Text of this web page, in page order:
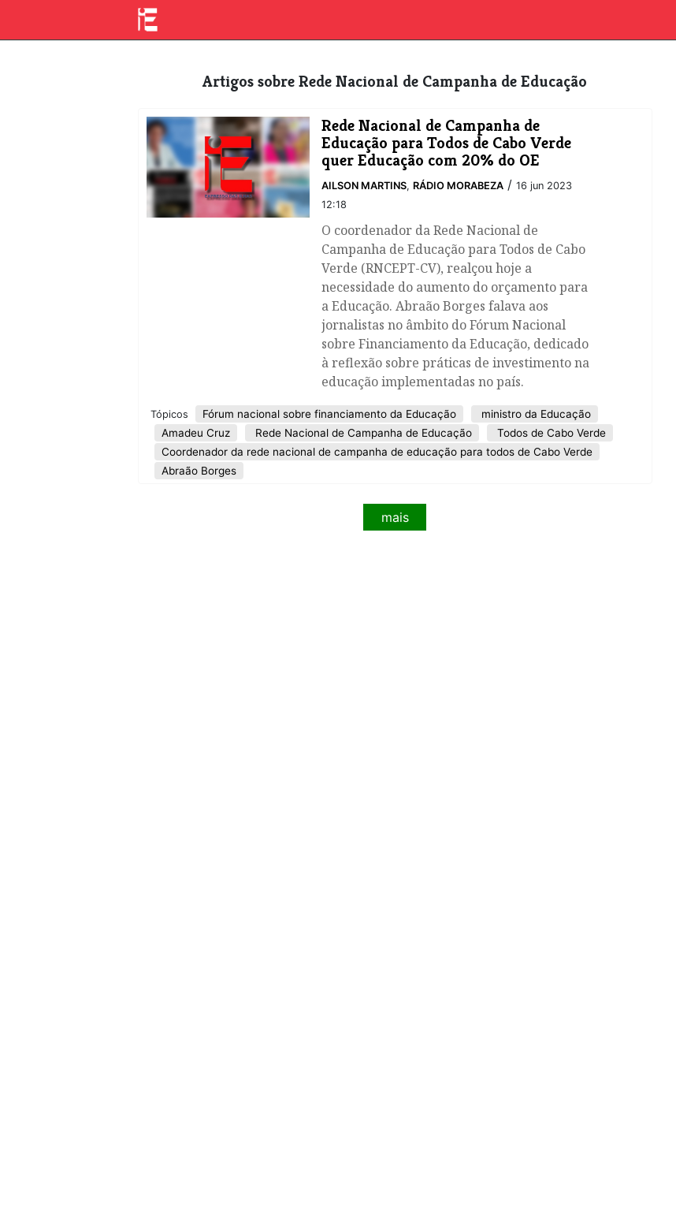
Artigos sobre Rede Nacional de Campanha de Educação
Rede Nacional de Campanha de
Educação para Todos de Cabo Verde
quer Educação com 20% do OE
AILSON MARTINS, RÁDIO MORABEZA / 16 jun 2023
12:18
O coordenador da Rede Nacional de
Campanha de Educação para Todos de Cabo
Verde (RNCEPT-CV), realçou hoje a
necessidade do aumento do orçamento para
a Educação. Abraão Borges falava aos
jornalistas no âmbito do Fórum Nacional
sobre Financiamento da Educação, dedicado
à reflexão sobre práticas de investimento na
educação implementadas no país.
Tópicos Fórum nacional sobre financiamento da Educação
ministro da Educação
Amadeu Cruz
Rede Nacional de Campanha de Educação
Todos de Cabo Verde
Coordenador da rede nacional de campanha de educação para todos de Cabo Verde
Abraão Borges
mais